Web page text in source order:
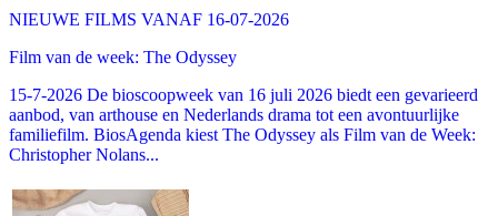
NIEUWE FILMS VANAF 16-07-2026
Film van de week: The Odyssey
15-7-2026 De bioscoopweek van 16 juli 2026 biedt een gevarieerd
aanbod, van arthouse en Nederlands drama tot een avontuurlijke
familiefilm. BiosAgenda kiest The Odyssey als Film van de Week:
Christopher Nolans...